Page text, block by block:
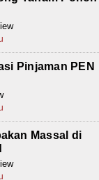
Pinjaman PEN
Massal di